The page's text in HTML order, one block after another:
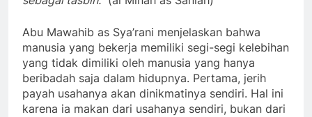
Abu Mawahib as Sya’rani menjelaskan bahwa
manusia yang bekerja memiliki segi-segi kelebihan
yang tidak dimiliki oleh manusia yang hanya
beribadah saja dalam hidupnya. Pertama, jerih
payah usahanya akan dinikmatinya sendiri. Hal ini
karena ia makan dari usahanya sendiri, bukan dari